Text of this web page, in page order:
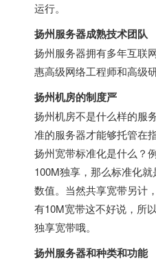
运行。
扬州服务器成熟技术团队
扬州服务器拥有多年互联
惠高级网络工程师和高级
扬州机房的制度严
扬州机房不是什么样的服
准的服务器才能够托管在
扬州宽带标准化是什么？
100M独享，那么标准化
数值。当然共享宽带另计
有10M宽带这不好说，所
独享宽带哦。
扬州服务器和种类和功能